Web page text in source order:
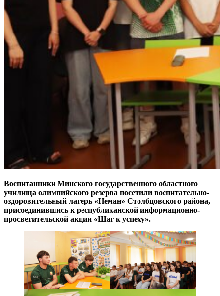
Воспитанники Минского государственного областного
училища олимпийского резерва посетили воспитательно-
оздоровительный лагерь «Неман» Столбцовского района,
присоединившись к республиканской информационно-
просветительской акции «Шаг к успеху».